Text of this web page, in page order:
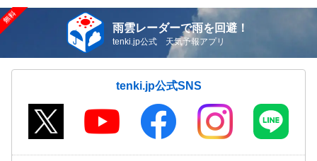
雨雲レーダーで雨を回避！
tenki.jp公式 天気予報アプリ
tenki.jp公式SNS